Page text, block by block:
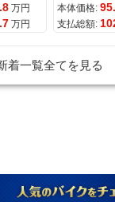
万円
万円
本体価格:
支払総額:
着一覧全てを見る